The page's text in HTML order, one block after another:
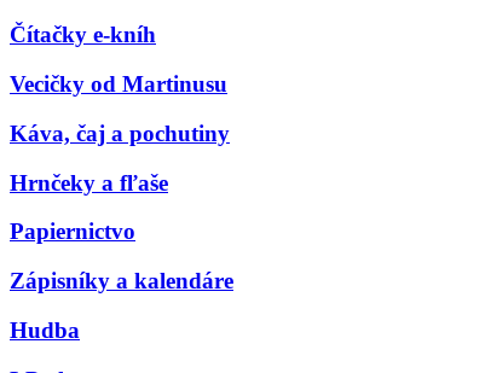
Čítačky e-kníh
Vecičky od Martinusu
Káva, čaj a pochutiny
Hrnčeky a fľaše
Papiernictvo
Zápisníky a kalendáre
Hudba